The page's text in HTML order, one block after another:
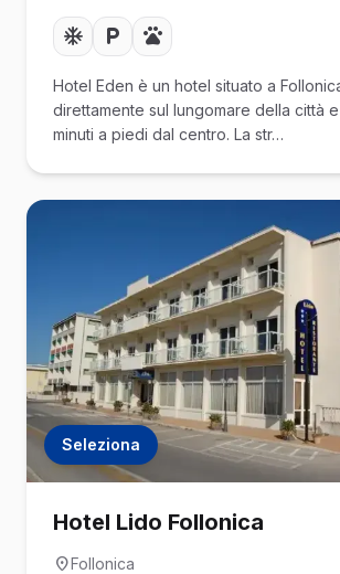
Hotel Eden è un hotel situato a
direttamente sul lungomare della città
minuti a piedi dal centro. La str…
Seleziona
Hotel Lido Follonica
Follonica